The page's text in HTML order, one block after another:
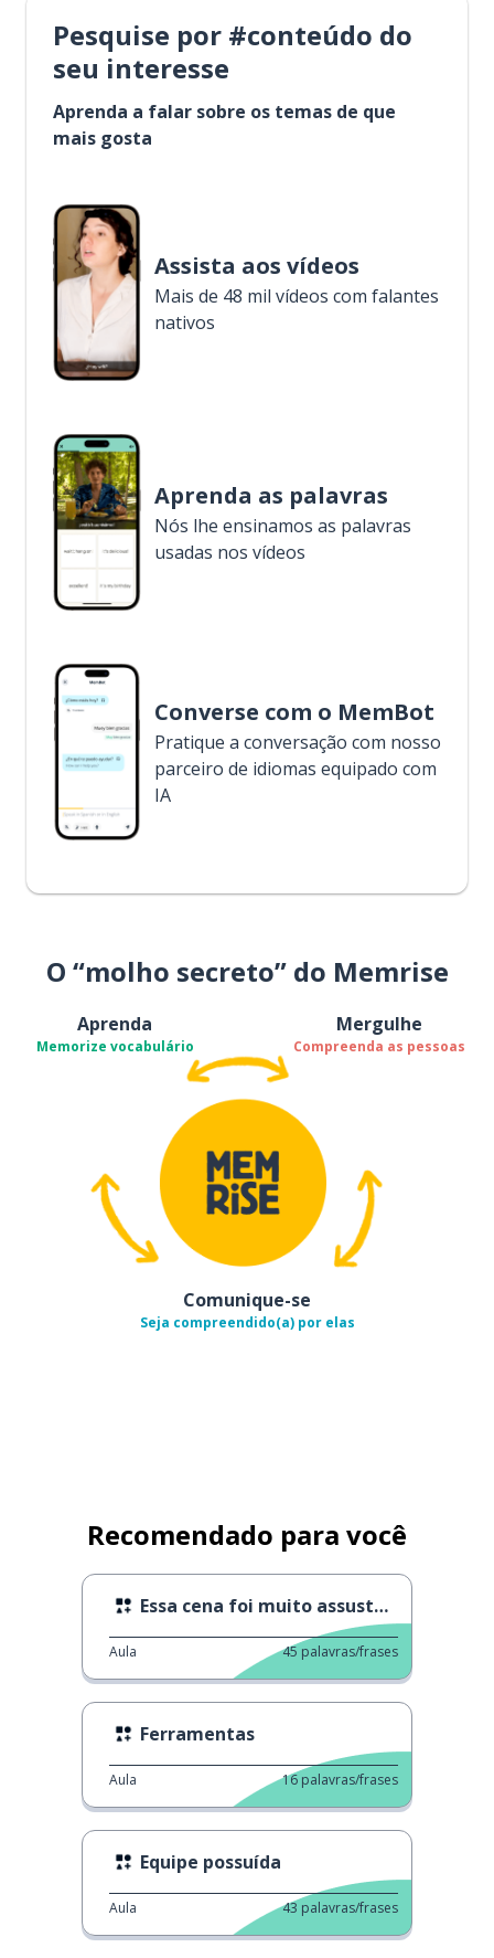
Pesquise por #conteúdo do
seu interesse
Aprenda a falar sobre os temas de que
mais gosta
Assista aos vídeos
Mais de 48 mil vídeos com falantes
nativos
Aprenda as palavras
Nós lhe ensinamos as palavras
usadas nos vídeos
Converse com o MemBot
Pratique a conversação com nosso
parceiro de idiomas equipado com
IA
O “molho secreto” do Memrise
Aprenda
Memorize vocabulário
Mergulhe
Compreenda as pessoas
Comunique-se
Seja compreendido(a) por elas
Recomendado para você
Essa cena foi muito assustadora
Aula 45 palavras/frases
Ferramentas
Aula 16 palavras/frases
Equipe possuída
Aula 43 palavras/frases